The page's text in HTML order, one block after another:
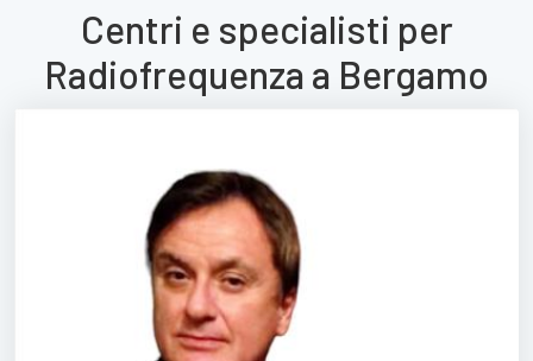
Centri e specialisti per
Radiofrequenza a Bergamo